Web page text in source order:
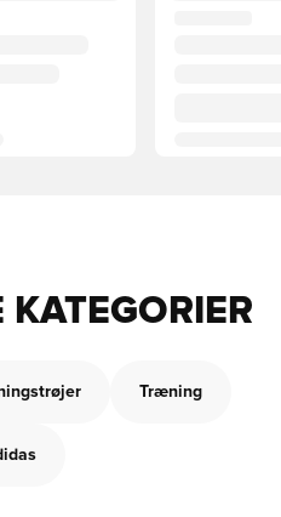
KATEGORIER
Træning